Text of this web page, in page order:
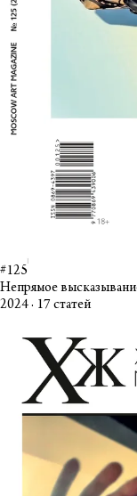
#125
Непрямое
2024 · 17 статей